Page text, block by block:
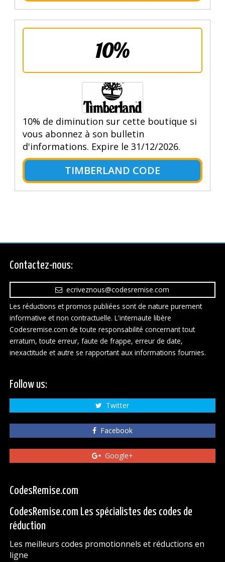
10%
10% de diminution sur cette boutique si
vous abonnez à son bulletin
d'informations. Expire le 31/12/2026.
TIMBERLAND CODE
Contactez-nous:
ecriveznous@codesremise.com
Les réductions et promos publiées sont de nature purement
informative et non contractuelle. L'internaute libère
Codesremise.com de toute responsabilité concernant tout
erratum, toute erreur, faute de frappe, erreur de date,
inexactitude et autre se rapportant aux informations fournies.
Follow us:
Twitter
Facebook
Google+
CodesRemise.com
CodesRemise.com Les spécialistes des codes de
réduction
Les meilleurs codes promotionnels et réductions en
ligne